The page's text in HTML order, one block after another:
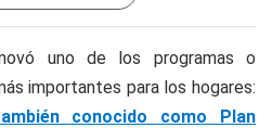
uno de los programas o
importantes para los hogares:
conocido como Plan